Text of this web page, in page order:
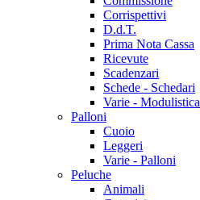
Corrispettivi
D.d.T.
Prima Nota Cassa
Ricevute
Scadenzari
Schede - Schedari
Varie - Modulistica
Palloni
Cuoio
Leggeri
Varie - Palloni
Peluche
Animali